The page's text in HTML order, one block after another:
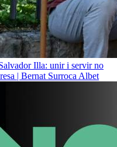
Illa: unir i servir no
| Bernat Surroca Albet